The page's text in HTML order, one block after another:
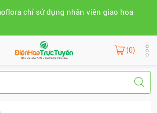
chỉ sử dụng nhân viên giao hoa
(0)